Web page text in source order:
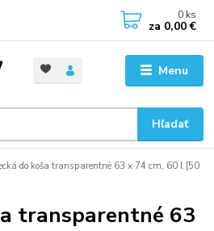
Menu
Hľadať
0 ks
za 0,00 €
do koša transparentné 63 x 74 cm, 60 l [50
transparentné 63